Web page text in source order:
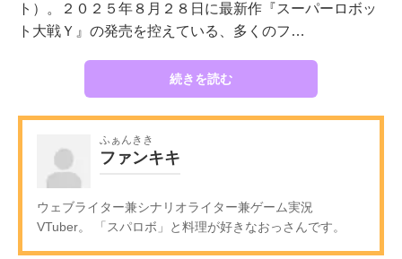
ト）。２０２５年８月２８日に最新作『スーパーロボッ
ト大戦Ｙ』の発売を控えている、多くのフ…
続きを読む
ふぁんきき
ファンキキ
ウェブライター兼シナリオライター兼ゲーム実況
VTuber。 「スパロボ」と料理が好きなおっさんです。